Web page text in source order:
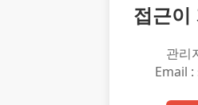
접근이
관리
Email